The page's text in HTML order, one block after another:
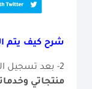
شرح كيف يتم
منتجاتي وخدماتي